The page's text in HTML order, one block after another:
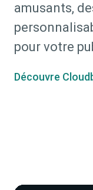
amusants,
pour votre
Découvre